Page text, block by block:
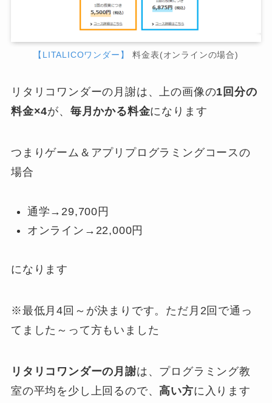
【LITALICOワンダー】 料金表(オンラインの場合)
リタリコワンダーの月謝は、上の画像の1回分の
料金×4が、 毎月かかる料金になります
つまりゲーム＆アプリプログラミングコースの
場合
通学→29,700円
オンライン→22,000円
になります
※最低月4回～が決まりです。ただ月2回で通っ
てました～って方もいました
リタリコワンダーの月謝は、プログラミング教
室の平均を少し上回るので、高い方に入ります